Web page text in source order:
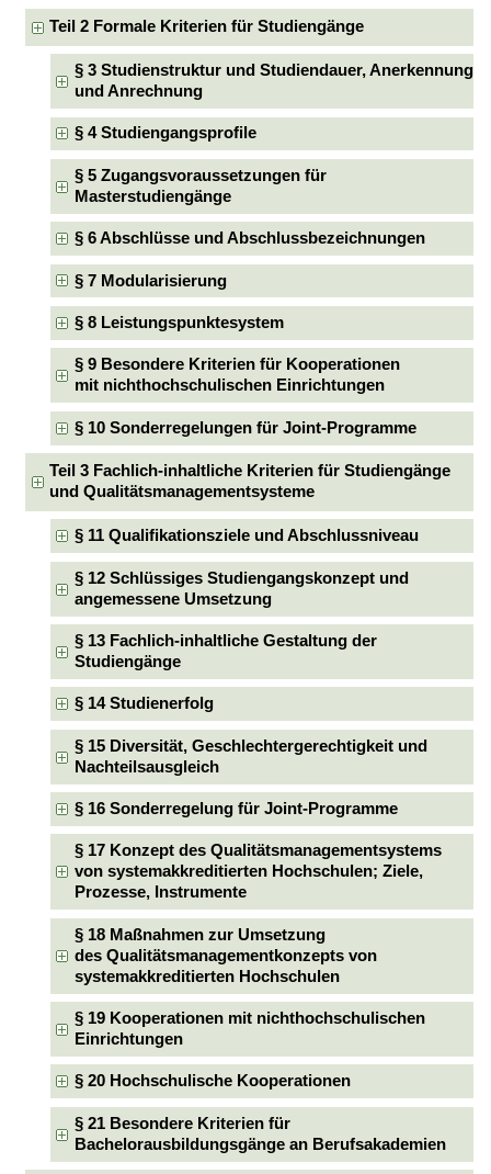
Teil 2 Formale Kriterien für Studiengänge
§ 3 Studienstruktur und Studiendauer, Anerkennung
und Anrechnung
§ 4 Studiengangsprofile
§ 5 Zugangsvoraussetzungen für
Masterstudiengänge
§ 6 Abschlüsse und Abschlussbezeichnungen
§ 7 Modularisierung
§ 8 Leistungspunktesystem
§ 9 Besondere Kriterien für Kooperationen
mit nichthochschulischen Einrichtungen
§ 10 Sonderregelungen für Joint-Programme
Teil 3 Fachlich-inhaltliche Kriterien für Studiengänge
und Qualitätsmanagementsysteme
§ 11 Qualifikationsziele und Abschlussniveau
§ 12 Schlüssiges Studiengangskonzept und
angemessene Umsetzung
§ 13 Fachlich-inhaltliche Gestaltung der
Studiengänge
§ 14 Studienerfolg
§ 15 Diversität, Geschlechtergerechtigkeit und
Nachteilsausgleich
§ 16 Sonderregelung für Joint-Programme
§ 17 Konzept des Qualitätsmanagementsystems
von systemakkreditierten Hochschulen; Ziele,
Prozesse, Instrumente
§ 18 Maßnahmen zur Umsetzung
des Qualitätsmanagementkonzepts von
systemakkreditierten Hochschulen
§ 19 Kooperationen mit nichthochschulischen
Einrichtungen
§ 20 Hochschulische Kooperationen
§ 21 Besondere Kriterien für
Bachelorausbildungsgänge an Berufsakademien